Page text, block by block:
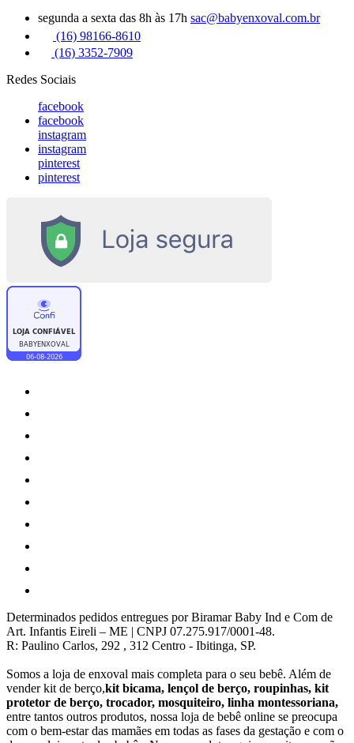
segunda a sexta das 8h às 17h sac@babyenxoval.com.br
(16) 98166-8610
(16) 3352-7909
Redes Sociais
facebook
facebook
instagram
instagram
pinterest
pinterest
Determinados pedidos entregues por Biramar Baby Ind e Com de
Art. Infantis Eireli – ME | CNPJ 07.275.917/0001-48.
R: Paulino Carlos, 292 , 312 Centro - Ibitinga, SP.
Somos a loja de enxoval mais completa para o seu bebê. Além de
vender kit de berço,kit bicama, lençol de berço, roupinhas, kit
protetor de berço, trocador, mosquiteiro, linha montessoriana,
entre tantos outros produtos, nossa loja de bebê online se preocupa
com o bem-estar das mamães em todas as fases da gestação e com o